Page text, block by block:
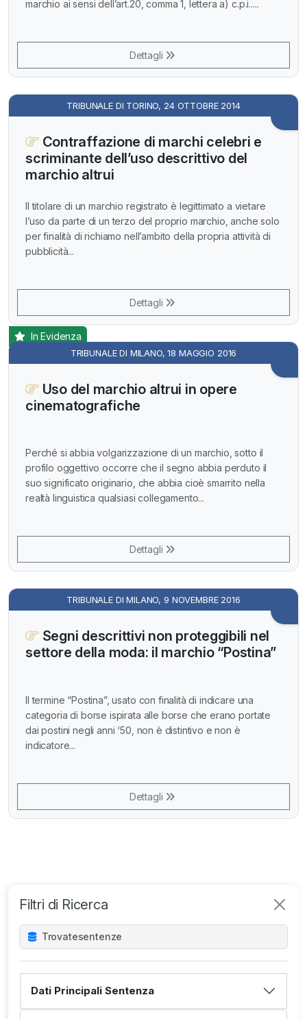
Filtri di Ricerca
Trovatesentenze
Dati Principali Sentenza
marchio ai sensi dell’art.20, comma 1, lettera a) c.p.i.....
Dettagli
TRIBUNALE DI TORINO, 24 OTTOBRE 2014
Contraffazione di marchi celebri e
scriminante dell’uso descrittivo del
marchio altrui
Il titolare di un marchio registrato è legittimato a vietare
l’uso da parte di un terzo del proprio marchio, anche solo
per finalità di richiamo nell’ambito della propria attività di
pubblicità...
Dettagli
TRIBUNALE DI MILANO, 18 MAGGIO 2016
In Evidenza
Uso del marchio altrui in opere
cinematografiche
Perché si abbia volgarizzazione di un marchio, sotto il
profilo oggettivo occorre che il segno abbia perduto il
suo significato originario, che abbia cioè smarrito nella
realtà linguistica qualsiasi collegamento...
Dettagli
TRIBUNALE DI MILANO, 9 NOVEMBRE 2016
Segni descrittivi non proteggibili nel
settore della moda: il marchio “Postina”
Il termine “Postina”, usato con finalità di indicare una
categoria di borse ispirata alle borse che erano portate
dai postini negli anni ‘50, non è distintivo e non è
indicatore...
Dettagli